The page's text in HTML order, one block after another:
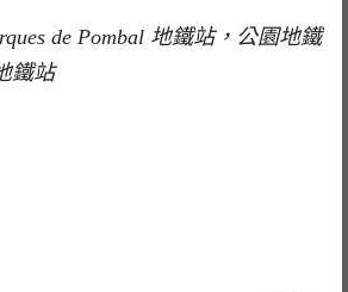
de Pombal 地鐵站，公園地鐵
鐵站